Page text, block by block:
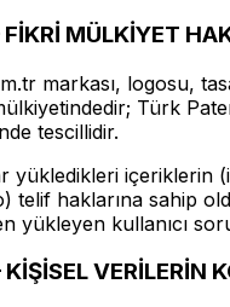
MÜLKİYET
markası, logosu,
Türk
tescillidir.
yükledikleri içeriklerin
telif haklarına sahip
yükleyen kullanıcı
VERİLERİN